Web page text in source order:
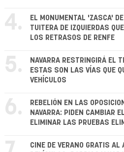
4.
EL MONUMENTAL 'ZASCA'
TUITERA DE IZQUIERDAS
LOS RETRASOS DE RENFE
5.
NAVARRA RESTRINGIRÁ EL
ESTAS SON LAS VÍAS QUE
VEHÍCULOS
6.
REBELIÓN EN LAS
NAVARRA: PIDEN CAMBIAR
ELIMINAR LAS PRUEBAS
CINE DE VERANO GRATIS AL